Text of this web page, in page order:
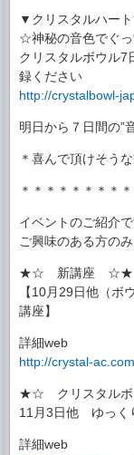
▼クリスタルハー
☆神秘の音色でぐっ
クリスタルボウル7
録ください
http://crystalbowl-
明日から７日間の”
＊喜んで頂けそう
＊＊＊＊＊＊＊＊
イベントのご紹介で
ご興味のある方の
★☆ 新講座 ☆★
【10月29日他（ボ
講座】
詳細web
http://crystal-
★☆ クリスタル
11月3日他 ゆっく
詳細web